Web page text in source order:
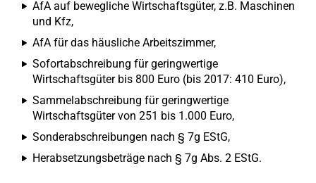
AfA auf bewegliche Wirtschaftsgüter, z.B. Maschinen
und Kfz,
AfA für das häusliche Arbeitszimmer,
Sofortabschreibung für geringwertige
Wirtschaftsgüter bis 800 Euro (bis 2017: 410 Euro),
Sammelabschreibung für geringwertige
Wirtschaftsgüter von 251 bis 1.000 Euro,
Sonderabschreibungen nach § 7g EStG,
Herabsetzungsbeträge nach § 7g Abs. 2 EStG.